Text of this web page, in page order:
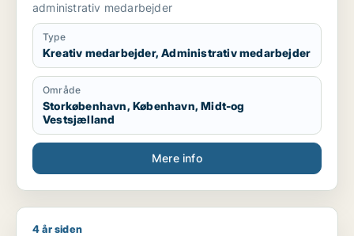
administrativ medarbejder
Type
Kreativ medarbejder, Administrativ medarbejder
Område
Storkøbenhavn, København, Midt-og
Vestsjælland
Mere info
August søger job som grafisk designer / kreativ
4 år siden